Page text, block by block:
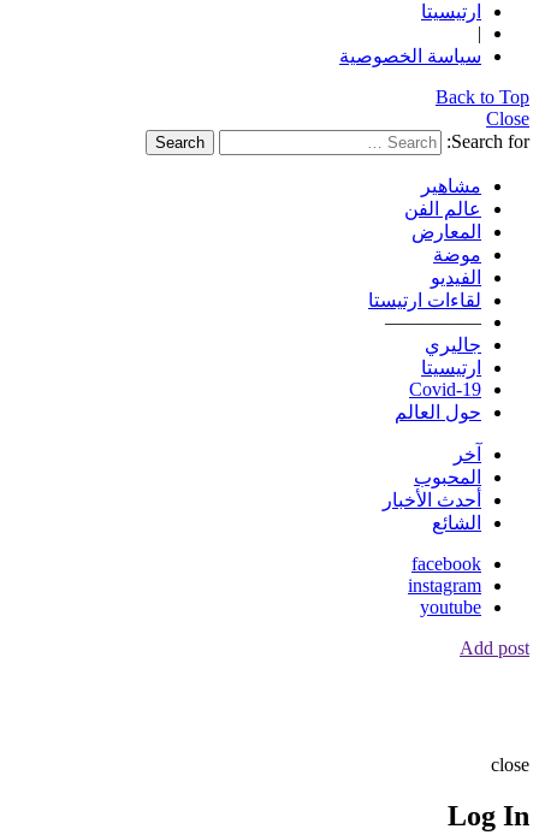
ارتيسيتا
|
سياسة الخصوصية
Back to Top
Close
Search for:
Search
مشاهير
عالم الفن
المعارض
موضة
الفيديو
لقاءات ارتيستا
—————
جاليري
ارتيسيتا
Covid-19
حول العالم
آخر
المحبوب
أحدث الأخبار
الشائع
facebook
instagram
youtube
Add post
close
Log In